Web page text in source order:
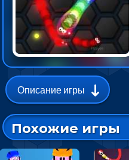
Описание игры
Похожие игры